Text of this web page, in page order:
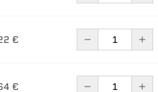
€
€